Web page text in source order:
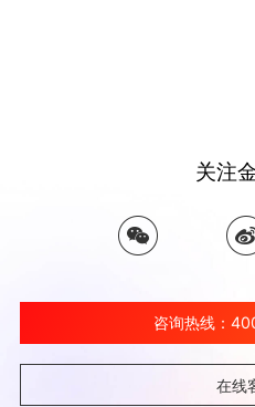
关注
咨询热线：
在线